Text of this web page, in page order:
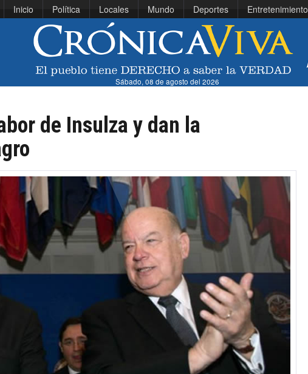
Inicio Política Locales Mundo Deportes Entretenimiento
Sábado, 08 de agosto del 2026
de Insulza y dan la